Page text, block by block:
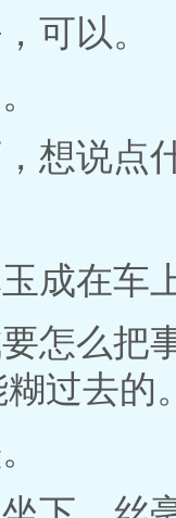
可以。
想说点
成在车
怎么把
过去的